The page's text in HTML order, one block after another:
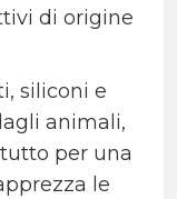
di origine
siliconi e
animali,
per una
le